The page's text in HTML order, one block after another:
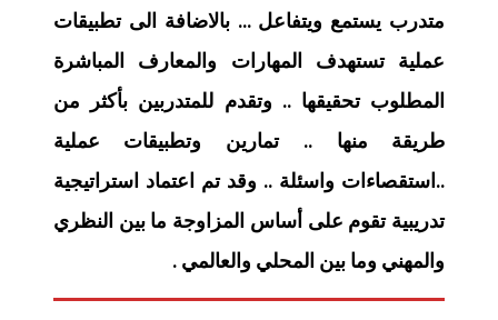
متدرب يستمع ويتفاعل … بالاضافة الى تطبيقات
عملية تستهدف المهارات والمعارف المباشرة
المطلوب تحقيقها .. وتقدم للمتدربين بأكثر من
طريقة منها .. تمارين وتطبيقات عملية
..استقصاءات واسئلة .. وقد تم اعتماد استراتيجية
تدريبية تقوم على أساس المزاوجة ما بين النظري
والمهني وما بين المحلي والعالمي .